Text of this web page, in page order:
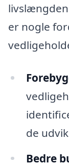
er nogle
de
Bedre